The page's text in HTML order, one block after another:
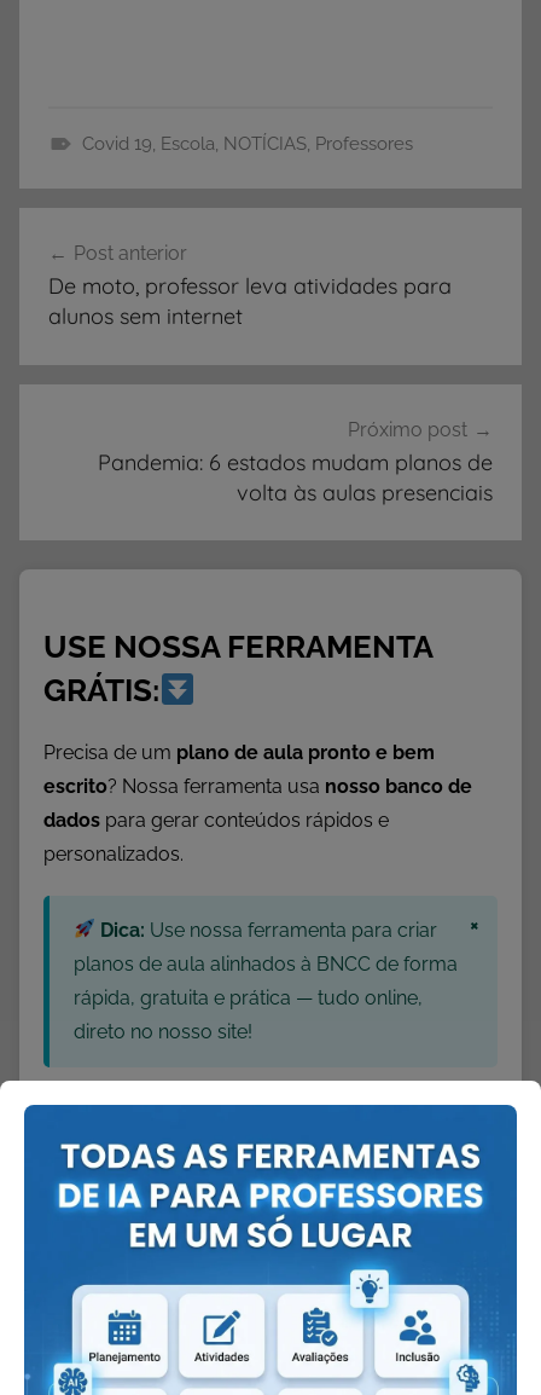
d
a
ã
a
s
Covid 19, Escola, NOTÍCIAS, Professores
de
Post
Post anterior
De moto, professor leva atividades para
alunos sem internet
Próximo post
Pandemia: 6 estados mudam planos de
volta às aulas presenciais
USE NOSSA FERRAMENTA
GRÁTIS:
Precisa de um plano de aula pronto e bem
escrito? Nossa ferramenta usa nosso banco de
dados para gerar conteúdos rápidos e
personalizados.
Dica: Use nossa ferramenta para criar
planos de aula alinhados à BNCC de forma
rápida, gratuita e prática — tudo online,
direto no nosso site!
×
CONHEÇA NOSSA
FERRAMENTA!
Dica:
Quanto mais detalhes você
informar, mais precisa e personalizada será